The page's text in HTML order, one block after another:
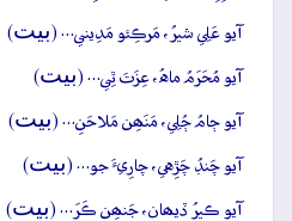
آيو عَلِي شيرُ، مَرڪِئو مَدِيني… (بيت)
آيو مُحَرَمُ ماهُ، عِزَتَ ٿِي… (بيت)
آيو ڄامُ ڄُلِي، مَنَھِن مَلاحَنِ… (بيت)
آيو چَنڊُ چَڙِهي، چارِيءَ جو… (بيت)
آيو ڪيرُ ڏيھان، جَنھِن ڪَرَ… (بيت)